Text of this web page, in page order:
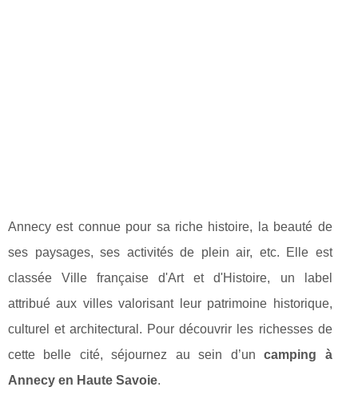
Annecy est connue pour sa riche histoire, la beauté de
ses paysages, ses activités de plein air, etc. Elle est
classée Ville française d'Art et d'Histoire, un label
attribué aux villes valorisant leur patrimoine historique,
culturel et architectural. Pour découvrir les richesses de
cette belle cité, séjournez au sein d’uncamping à
Annecy en Haute Savoie.